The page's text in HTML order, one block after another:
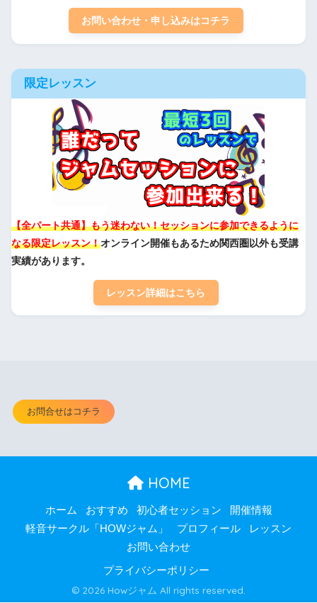
お問い合わせ・申し込みはコチラ
限定レッスン
【全パート共通】もう迷わない！セッションに参加できるように
なる限定レッスン！オンライン開催もあるため関西圏以外も受講
実績があります。
レッスン詳細はこちら
お問合せはコチラ
HOME
ホーム おすすめ 初心者セッション
開催情報
軽音サークル「HOWジャム」
プロフィール
レッスン
お問い合わせ
プライバシーポリシー
© 2026 Howジャム All rights reserved.